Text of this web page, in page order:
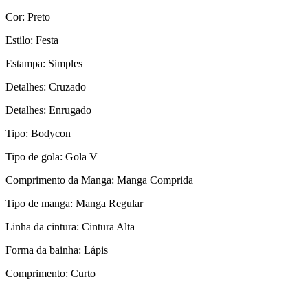
Cor: Preto
Estilo: Festa
Estampa: Simples
Detalhes: Cruzado
Detalhes: Enrugado
Tipo: Bodycon
Tipo de gola: Gola V
Comprimento da Manga: Manga Comprida
Tipo de manga: Manga Regular
Linha da cintura: Cintura Alta
Forma da bainha: Lápis
Comprimento: Curto